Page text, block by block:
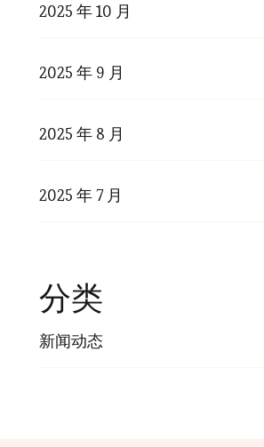
2025 年 10 月
2025 年 9 月
2025 年 8 月
2025 年 7 月
分类
新闻动态